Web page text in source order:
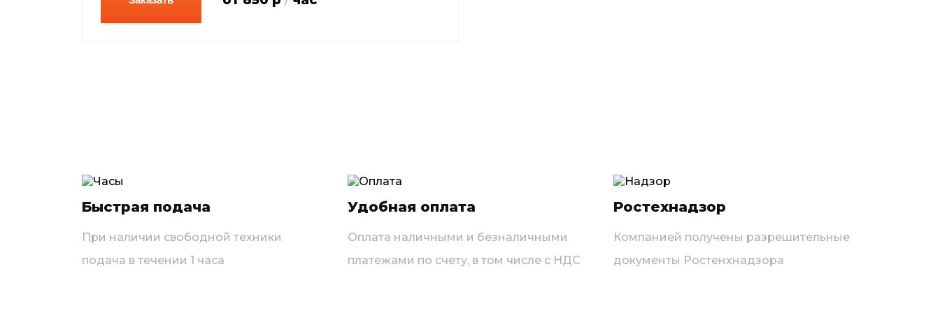
Быстрая подача
При наличии свободной техники
подача в течении 1 часа
Удобная оплата
Оплата наличными и безналичными
платежами по счету, в том числе с НДС
Ростехнадзор
Компанией получены разрешительные
документы Ростенхнадзора